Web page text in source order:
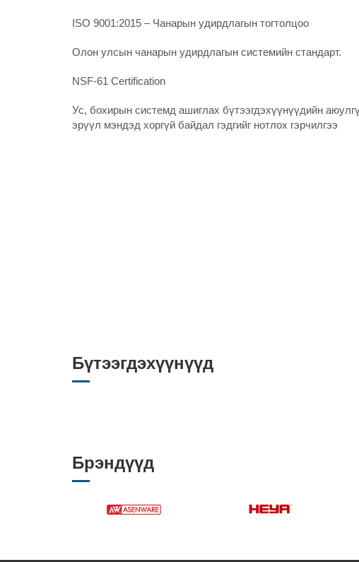
ISO 9001:2015 – Чанарын удирдлагын тогтолцоо
Олон улсын чанарын удирдлагын системийн стандарт.
NSF-61 Certification
Ус, бохирын системд ашиглах бүтээгдэхүүнүүдийн
эрүүл мэндэд хоргүй байдал гэдгийг нотлох гэрчилгээ
Бүтээгдэхүүнүүд
Брэндүүд